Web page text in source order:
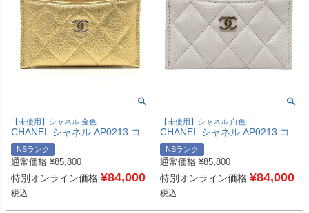
【未使用】シャネル 金色
CHANEL シャネル AP0213 コ
コマーク クラシック マトラッ
セ キャビアスキン 小物 カード
ケース キャビアスキン レディ
ース ゴールド 未使用 【中古】
NSランク
通常価格 ¥85,800
特別オンライン価格 ¥84,000
税込
【未使用】シャネル 白色
CHANEL シャネル AP0213 コ
コマーク クラシック ゴールド
金具 キャビアスキン 小物 カー
ドケース キャビアスキン レデ
ィース ホワイト 未使用 【中
古】
NSランク
通常価格 ¥85,800
特別オンライン価格 ¥84,000
税込